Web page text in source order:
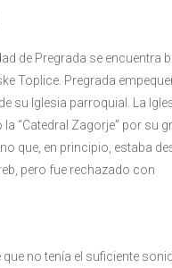
de Pregrada se encuentra
Toplice. Pregrada
su Iglesia parroquial. La
“Catedral Zagorje” por su
que, en principio, estaba
pero fue rechazado con
que no tenía el suficiente